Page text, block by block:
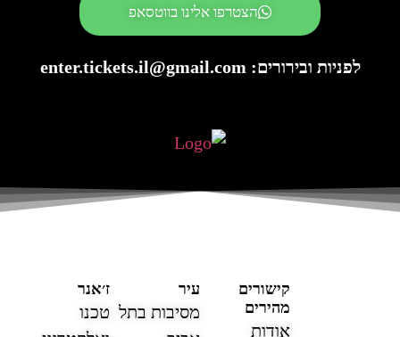
הצטרפו אלינו בווטסאפ
לפניות ובירורים: enter.tickets.il@gmail.com​
ז׳אנר
טכנו
עיר
מסיבות בתל
קישורים
מהירים
אודות